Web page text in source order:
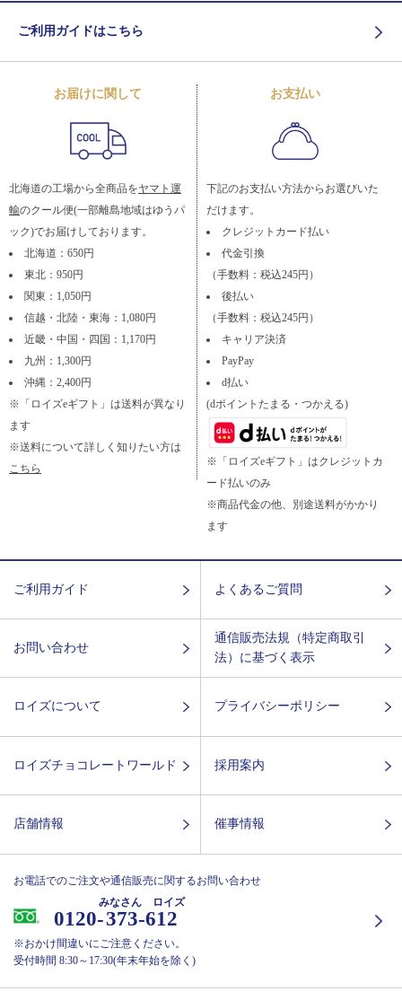
ご利用ガイドはこちら
お届けに関して
北海道の工場から全商品をヤマト運
輸のクール便(一部離島地域はゆうパ
ック)でお届けしております。
北海道：650円
東北：950円
関東：1,050円
信越・北陸・東海：1,080円
近畿・中国・四国：1,170円
九州：1,300円
沖縄：2,400円
※「ロイズeギフト」は送料が異なり
ます
※送料について詳しく知りたい方は
こちら
お支払い
下記のお支払い方法からお選びいた
だけます。
クレジットカード払い
代金引換
（手数料：税込245円）
後払い
（手数料：税込245円）
キャリア決済
PayPay
d払い
(dポイントたまる・つかえる)
※「ロイズeギフト」はクレジットカ
ード払いのみ
※商品代金の他、別途送料がかかり
ます
ご利用ガイド よくあるご質問
お問い合わせ
通信販売法規（特定商取引
法）に基づく表示
ロイズについて プライバシーポリシー
ロイズチョコレートワールド 採用案内
店舗情報 催事情報
お電話でのご注文や通信販売に関するお問い合わせ
0120-373-612
みなさん ロイズ
※おかけ間違いにご注意ください。
受付時間 8:30～17:30(年末年始を除く)